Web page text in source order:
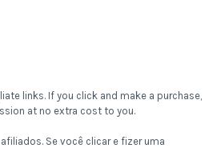
links. If you click and make a purchase,
at no extra cost to you.
Se você clicar e fizer uma